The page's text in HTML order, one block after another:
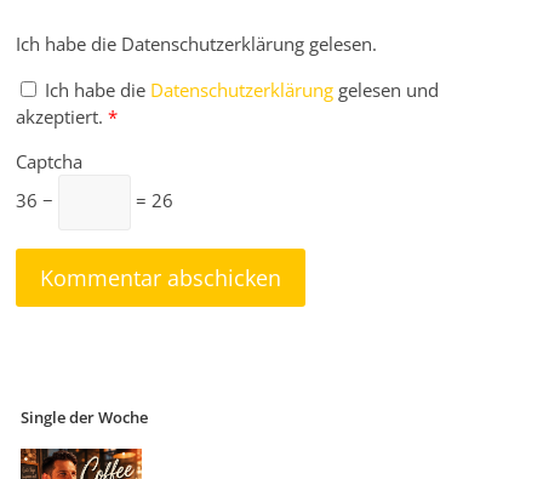
Ich habe die Datenschutzerklärung gelesen.
Ich habe die Datenschutzerklärung gelesen und
akzeptiert. *
Captcha
36 −
= 26
Single der Woche